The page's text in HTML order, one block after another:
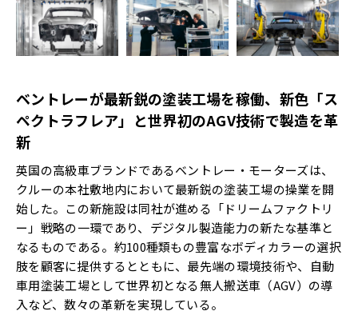
ベントレーが最新鋭の塗装工場を稼働、新色「ス
ペクトラフレア」と世界初のAGV技術で製造を革
新
英国の高級車ブランドであるベントレー・モーターズは、
クルーの本社敷地内において最新鋭の塗装工場の操業を開
始した。この新施設は同社が進める「ドリームファクトリ
ー」戦略の一環であり、デジタル製造能力の新たな基準と
なるものである。約100種類もの豊富なボディカラーの選択
肢を顧客に提供するとともに、最先端の環境技術や、自動
車用塗装工場として世界初となる無人搬送車（AGV）の導
入など、数々の革新を実現している。